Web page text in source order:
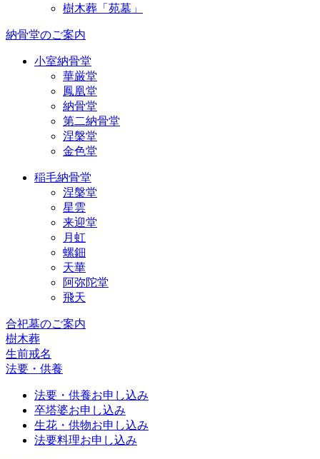
樹木葬「苑墓」
納骨堂のご案内
小室納骨堂
華厳堂
鳳凰堂
納骨堂
第二納骨堂
涅槃堂
金色堂
稲毛納骨堂
涅槃堂
星雲
来迎堂
月虹
螺鈿
天華
阿弥陀堂
飛天
合祀墓のご案内
樹木葬
生前戒名
法要・供養
法要・供養お申し込み
卒塔婆お申し込み
生花・供物お申し込み
法要料理お申し込み